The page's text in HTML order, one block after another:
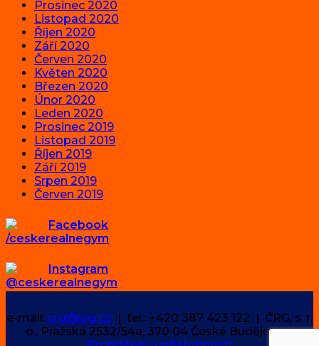
Prosinec 2020
Listopad 2020
Říjen 2020
Září 2020
Červen 2020
Květen 2020
Březen 2020
Únor 2020
Leden 2020
Prosinec 2019
Listopad 2019
Říjen 2019
Září 2019
Srpen 2019
Červen 2019
Facebook
/ceskerealnegym
Instagram
@ceskerealnegym
e-mail: crg@crg.cz | tel.: +420 387 423 122 | ČRG, s. r.
o., Pražská 2532/54a, 370 04 České Budějovice